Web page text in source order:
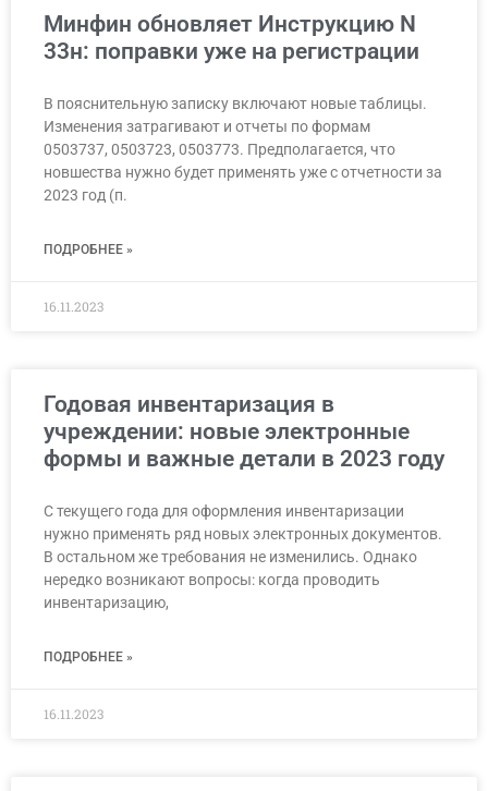
Минфин обновляет Инструкцию N
33н: поправки уже на регистрации
В пояснительную записку включают новые таблицы.
Изменения затрагивают и отчеты по формам
0503737, 0503723, 0503773. Предполагается, что
новшества нужно будет применять уже с отчетности за
2023 год (п.
ПОДРОБНЕЕ »
16.11.2023
Годовая инвентаризация в
учреждении: новые электронные
формы и важные детали в 2023 году
С текущего года для оформления инвентаризации
нужно применять ряд новых электронных документов.
В остальном же требования не изменились. Однако
нередко возникают вопросы: когда проводить
инвентаризацию,
ПОДРОБНЕЕ »
16.11.2023